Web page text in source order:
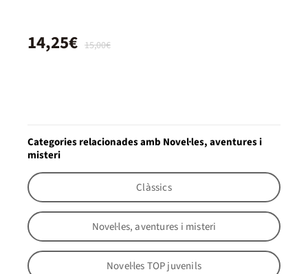
15,00€
14,25€
Categories relacionades amb Novel·les, aventures i
misteri
Clàssics
Novel·les, aventures i misteri
Novel·les TOP juvenils